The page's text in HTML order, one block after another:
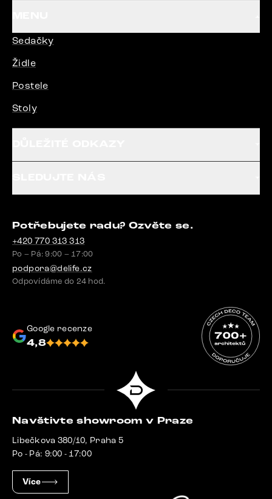
Sedačky
Židle
Postele
Stoly
Potřebujete radu? Ozvěte se.
+420 770 313 313
Po – Pá: 9:00 – 17:00
podpora@delife.cz
Odpovídáme do 24 hod.
Google recenze
4,8
Navštivte showroom v Praze
Libečkova 380/10, Praha 5
Po - Pá: 9:00 - 17:00
Více